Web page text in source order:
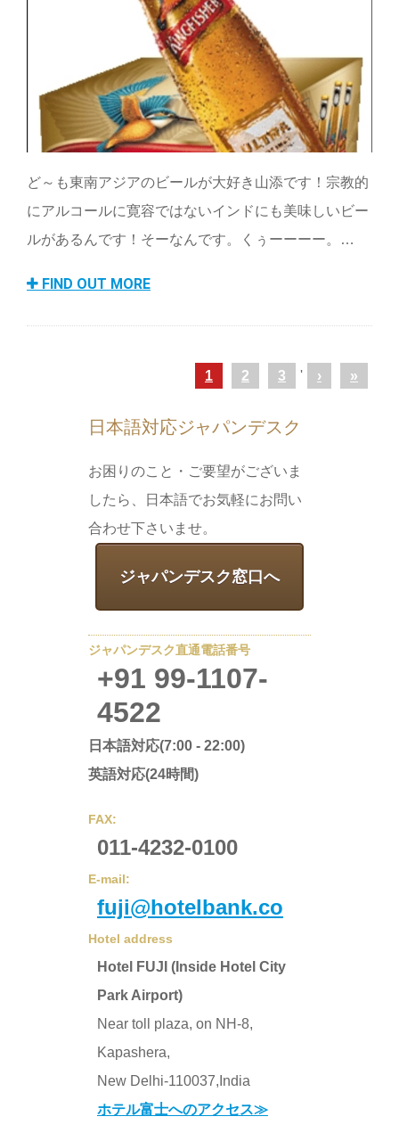
ど～も東南アジアのビールが大好き山添です！宗教的
にアルコールに寛容ではないインドにも美味しいビー
ルがあるんです！そーなんです。くぅーーーー。…
FIND OUT MORE
1 2 3 ' › »
日本語対応ジャパンデスク
お困りのこと・ご要望がございま
したら、日本語でお気軽にお問い
合わせ下さいませ。
ジャパンデスク窓口へ
ジャパンデスク直通電話番号
+91 99-1107-
4522
日本語対応(7:00 - 22:00)
英語対応(24時間)
FAX:
011-4232-0100
E-mail:
fuji@hotelbank.co
Hotel address
Hotel FUJI (Inside Hotel City
Park Airport)
Near toll plaza, on NH-8,
Kapashera,
New Delhi-110037,India
ホテル富士へのアクセス≫